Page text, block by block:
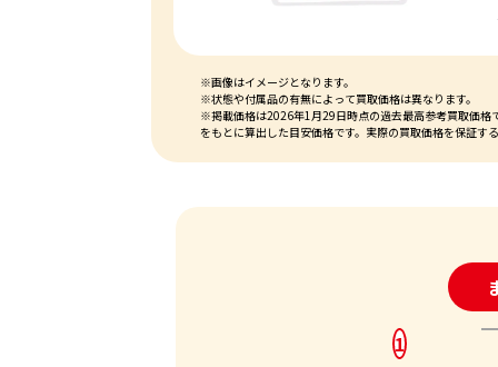
※画像はイメージとなります。
※状態や付属品の有無によって買取価格は異なります。
※掲載価格は2026年1月29日時点の過去最高参考買取価格
をもとに算出した目安価格です。実際の買取価格を保証
24
1